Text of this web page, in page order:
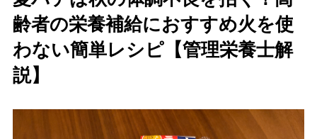
齢者の栄養補給におすすめ火を使
わない簡単レシピ【管理栄養士解
説】